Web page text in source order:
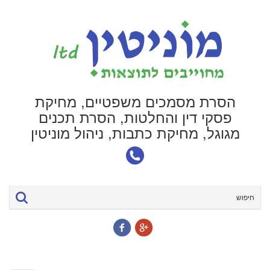
הסרת מסמכים משפטיים, מחיקת
פסקי דין והחלטות, הסרת תכנים
מגוגל, מחיקת כתבות, ניהול מוניטין